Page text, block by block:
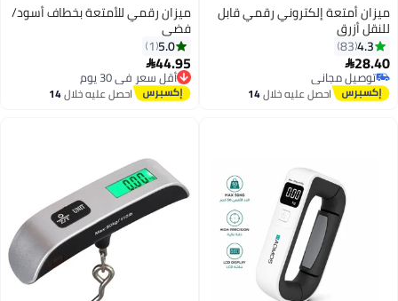
ميزان أمتعة إلكتروني رقمي قابل
للنقل أزرق
4.3
83
28.40
توصيل مجاني
توصيل مجانياحصل عليه خلال14
ميزان رقمي للأمتعة بخطاف أسود/
فضي
5.0
1
44.95
أقل سعر في 30 يوم
توصيل مجاني
أقل سعر في 30 يوماحصل عليه خلال14